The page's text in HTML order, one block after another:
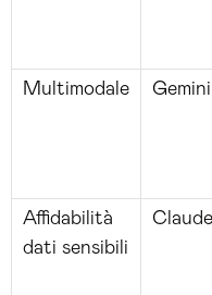
Multimodale Gemini
Affidabilità
dati sensibili
Claude